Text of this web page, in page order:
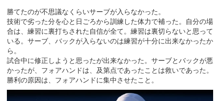
勝てたのが不思議なくらいサーブが入らなかった。
技術で劣った分を心と日ごろから訓練した体力で補った。自分の場
合は、練習に裏打ちされた自信が全て。練習は裏切らないと思って
いる。サーブ、バックが入らないのは練習が十分に出来なかったか
ら。
試合中に修正しようと思ったが出来なかった。サーブとバックが悪
かったが、フォアハンドは、及第点であったことは救いであった。
勝利の原因は、フォアハンドに集中させたこと。